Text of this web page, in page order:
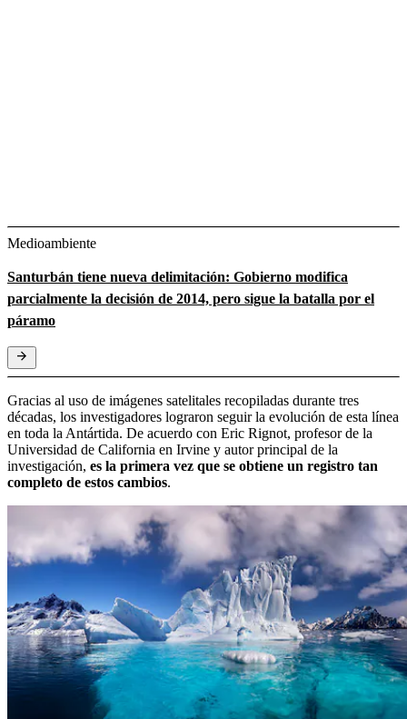
Medioambiente
Santurbán tiene nueva delimitación: Gobierno modifica
parcialmente la decisión de 2014, pero sigue la batalla por el
páramo
Gracias al uso de imágenes satelitales recopiladas durante tres
décadas, los investigadores lograron seguir la evolución de esta línea
en toda la Antártida. De acuerdo con Eric Rignot, profesor de la
Universidad de California en Irvine y autor principal de la
investigación, es la primera vez que se obtiene un registro tan
completo de estos cambios.